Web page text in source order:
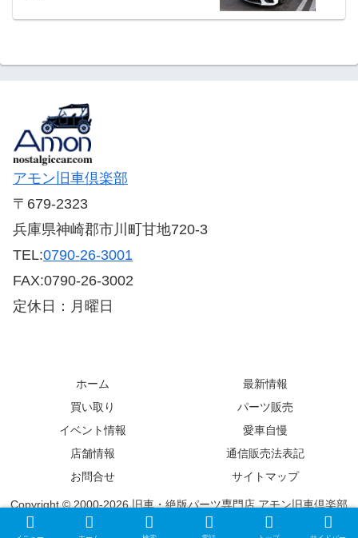
アモン旧車倶楽部
〒679-2323
兵庫県神崎郡市川町甘地720-3
TEL:0790-26-3001
FAX:0790-26-3002
定休日：月曜日
ホーム
最新情報
買い取り
パーツ販売
イベント情報
愛車自慢
店舗情報
通信販売法表記
お問合せ
サイトマップ
Copyright © 2000-2026 旧車・絶版パーツ専門店 アモン旧車倶楽部
All Rights Reserved.